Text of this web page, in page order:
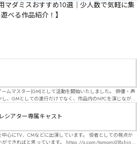
マダミスおすすめ10選｜少人数で気軽に集
べる作品紹介！】
スター(GM)として活動を開始いたしました。 俳優・声
、GMとしての進行だけでなく、作品内のNPCを演じなが
だくような演出・サービスを得意としています。 自分自
さんが作品に込めた想いや意図を大切にしながら、その作
。 参加してくださる皆様がどんなエン
まれるのかを想像しながら、公演を進めていく時間が本当
オ）ですが、ファンタジー、デスゲーム、青春ものなど、
シアター専属キャスト
CMなどに出演しています。 役者としての視点か
います。 https://x.com/tomomi018shin?